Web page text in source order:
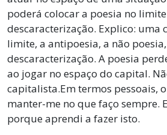
poderá colocar a poesia no
descaracterização. Explico: uma
limite, a antipoesia, a não
descaracterização. A poesia
ao jogar no espaço do capital.
capitalista.Em termos pessoais,
manter-me no que faço sempre.
porque aprendi a fazer isto.